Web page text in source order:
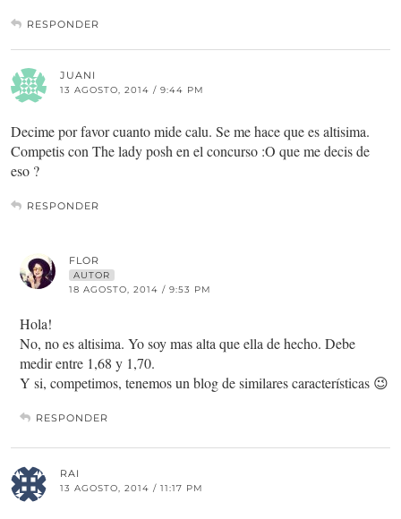
RESPONDER
JUANI
13 AGOSTO, 2014 / 9:44 PM
Decime por favor cuanto mide calu. Se me hace que es altisima.
Competis con The lady posh en el concurso :O que me decis de
eso ?
RESPONDER
FLOR
AUTOR
18 AGOSTO, 2014 / 9:53 PM
Hola!
No, no es altisima. Yo soy mas alta que ella de hecho. Debe
medir entre 1,68 y 1,70.
Y si, competimos, tenemos un blog de similares características 😉
RESPONDER
RAI
13 AGOSTO, 2014 / 11:17 PM